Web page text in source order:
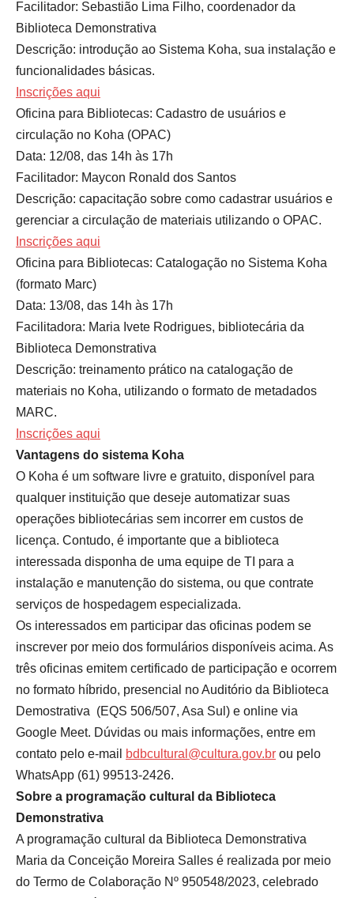
Facilitador: Sebastião Lima Filho, coordenador da
Biblioteca Demonstrativa
Descrição: introdução ao Sistema Koha, sua instalação e
funcionalidades básicas.
Inscrições aqui
Oficina para Bibliotecas: Cadastro de usuários e
circulação no Koha (OPAC)
Data: 12/08, das 14h às 17h
Facilitador: Maycon Ronald dos Santos
Descrição: capacitação sobre como cadastrar usuários e
gerenciar a circulação de materiais utilizando o OPAC.
Inscrições aqui
Oficina para Bibliotecas: Catalogação no Sistema Koha
(formato Marc)
Data: 13/08, das 14h às 17h
Facilitadora: Maria Ivete Rodrigues, bibliotecária da
Biblioteca Demonstrativa
Descrição: treinamento prático na catalogação de
materiais no Koha, utilizando o formato de metadados
MARC.
Inscrições aqui
Vantagens do sistema Koha
O Koha é um software livre e gratuito, disponível para
qualquer instituição que deseje automatizar suas
operações bibliotecárias sem incorrer em custos de
licença. Contudo, é importante que a biblioteca
interessada disponha de uma equipe de TI para a
instalação e manutenção do sistema, ou que contrate
serviços de hospedagem especializada.
Os interessados em participar das oficinas podem se
inscrever por meio dos formulários disponíveis acima. As
três oficinas emitem certificado de participação e ocorrem
no formato híbrido, presencial no Auditório da Biblioteca
Demostrativa (EQS 506/507, Asa Sul) e online via
Google Meet. Dúvidas ou mais informações, entre em
contato pelo e-mail
bdbcultural@cultura.gov.br ou pelo
WhatsApp (61) 99513-2426.
Sobre a programação cultural da Biblioteca
Demonstrativa
A programação cultural da Biblioteca Demonstrativa
Maria da Conceição Moreira Salles é realizada por meio
do Termo de Colaboração Nº 950548/2023, celebrado